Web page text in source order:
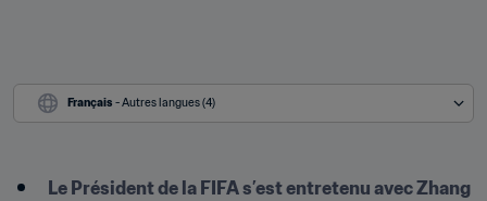
Français - Autres langues (4)
Le Président de la FIFA s’est entretenu avec Zhang